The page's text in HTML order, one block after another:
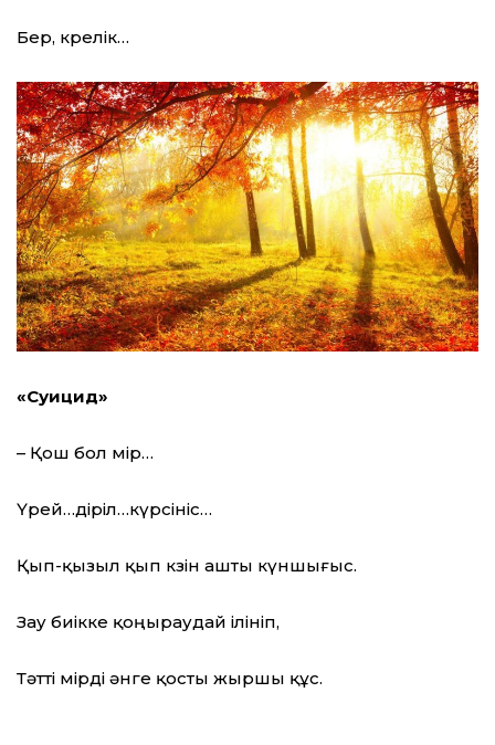
Бер, көрелік…
«Суицид»
– Қош бол өмір…
Үрей…діріл…күрсініс…
Қып-қызыл қып көзін ашты күншығыс.
Зау биікке қоңыраудай ілініп,
Тәтті өмірді әнге қосты жыршы құс.